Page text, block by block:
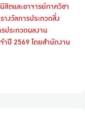
ตและอาจารย์ภาควิชา
างวัลการประกวดสิ่ง
ประกวดผลงาน
ปี 2569 โดยสำนักงาน